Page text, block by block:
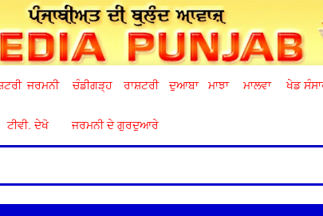
ਜਰਮਨੀ ਚੰਡੀਗੜ੍ਹ ਰਾਸ਼ਟਰੀ ਦੁਆਬਾ ਮਾਝਾ ਮਾਲਵਾ ਖੇਡ
ਟੀਵੀ. ਦੇਖੋ ਜਰਮਨੀ ਦੇ ਗੁਰਦੁਆਰੇ